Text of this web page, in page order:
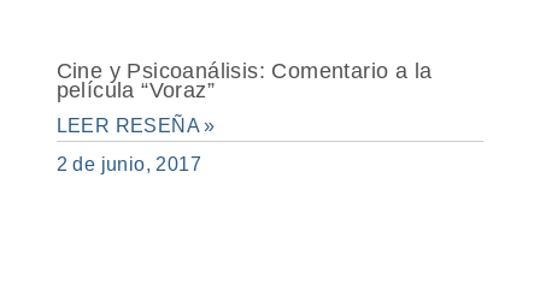
Cine y Psicoanálisis: Comentario a la
película “Voraz”
LEER RESEÑA »
2 de junio, 2017